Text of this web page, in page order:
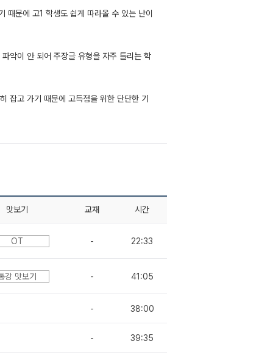
때문에 고1 학생도 쉽게 따라올 수 있는 난이
악이 안 되어 주장글 유형을 자주 틀리는 학
잡고 가기 때문에 고득점을 위한 단단한 기
맛보기 교재 시간
OT - 22:33
강 맛보기 - 41:05
- 38:00
- 39:35